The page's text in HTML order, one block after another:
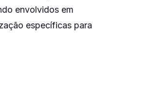
envolvidos em
específicas para